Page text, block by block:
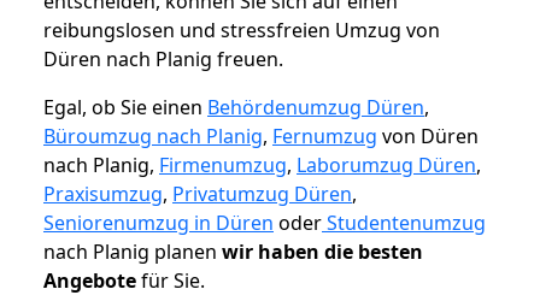
reibungslosen und stressfreien Umzug von
Düren nach Planig freuen.
Egal, ob Sie einen Behördenumzug Düren,
Büroumzug nach Planig, Fernumzug von Düren
nach Planig, Firmenumzug, Laborumzug Düren,
Praxisumzug, Privatumzug Düren,
Seniorenumzug in Düren oderStudentenumzug
nach Planig planen wir haben die besten
Angebotefür Sie.